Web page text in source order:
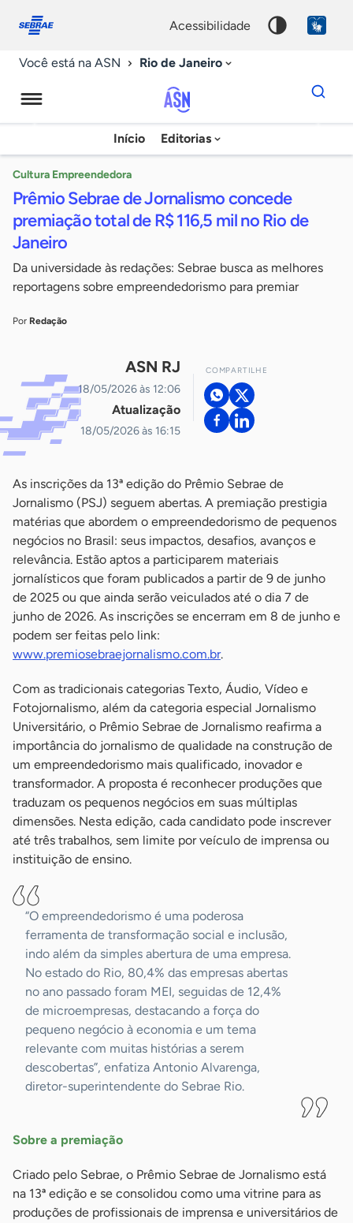
conosco
acessibilidade
Você está na ASN Rio de Janeiro
Agência
Sebrae
Notícias
Início Editorias
Dados
para
chave
Cultura Empreendedora
Prêmio Sebrae de Jornalismo concede
premiação total de R$ 116,5 mil no Rio de
Janeiro
Da universidade às redações: Sebrae busca as melhores
reportagens sobre empreendedorismo para premiar
Por Redação
ASN RJ
18/05/2026 às 12:06
Atualização
18/05/2026 às 16:15
COMPARTILHE
As inscrições da 13ª edição do Prêmio Sebrae de
Jornalismo (PSJ) seguem abertas. A premiação prestigia
matérias que abordem o empreendedorismo de pequenos
negócios no Brasil: seus impactos, desafios, avanços e
relevância. Estão aptos a participarem materiais
jornalísticos que foram publicados a partir de 9 de junho
de 2025 ou que ainda serão veiculados até o dia 7 de
junho de 2026. As inscrições se encerram em 8 de junho e
podem ser feitas pelo link:
www.premiosebraejornalismo.com.br.
Com as tradicionais categorias Texto, Áudio, Vídeo e
Fotojornalismo, além da categoria especial Jornalismo
Universitário, o Prêmio Sebrae de Jornalismo reafirma a
importância do jornalismo de qualidade na construção de
um empreendedorismo mais qualificado, inovador e
transformador. A proposta é reconhecer produções que
traduzam os pequenos negócios em suas múltiplas
dimensões. Nesta edição, cada candidato pode inscrever
até três trabalhos, sem limite por veículo de imprensa ou
instituição de ensino.
“O empreendedorismo é uma poderosa
ferramenta de transformação social e inclusão,
indo além da simples abertura de uma empresa.
No estado do Rio, 80,4% das empresas abertas
no ano passado foram MEI, seguidas de 12,4%
de microempresas, destacando a força do
pequeno negócio à economia e um tema
relevante com muitas histórias a serem
descobertas”, enfatiza Antonio Alvarenga,
diretor-superintendente do Sebrae Rio.
Sobre a premiação
Criado pelo Sebrae, o Prêmio Sebrae de Jornalismo está
na 13ª edição e se consolidou como uma vitrine para as
produções de profissionais de imprensa e universitários de